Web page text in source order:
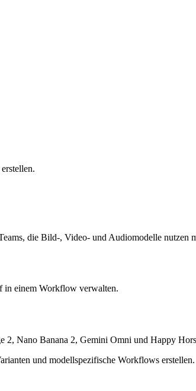
die Bild-, Video- und Audiomodelle nutzen
in einem Workflow verwalten.
2, Nano Banana 2, Gemini Omni und Happy
und modellspezifische Workflows erstellen.